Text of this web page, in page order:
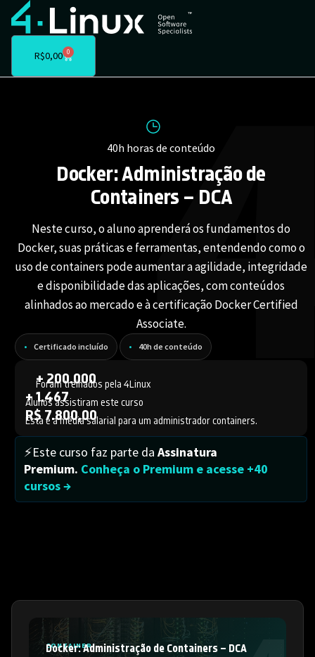
R$0,00 0
40h horas de conteúdo
Docker: Administração de
Containers – DCA
Neste curso, o aluno aprenderá os fundamentos do
Docker, suas práticas e ferramentas, entendendo como o
uso de containers pode aumentar a agilidade, integridade
e disponibilidade das aplicações, com conteúdos
alinhados ao mercado e à certificação Docker Certified
Associate.
Certificado incluído 40h de conteúdo
+ 200.000
Foram treinados pela 4Linux
+ 1.467
Alunos assistiram este curso
R$ 7.800,00
Esta é a média salarial para um administrador containers.
⚡Este curso faz parte da Assinatura
Premium. Conheça o Premium e acesse +40
cursos →
CONTAINER
Docker: Administração de Containers – DCA